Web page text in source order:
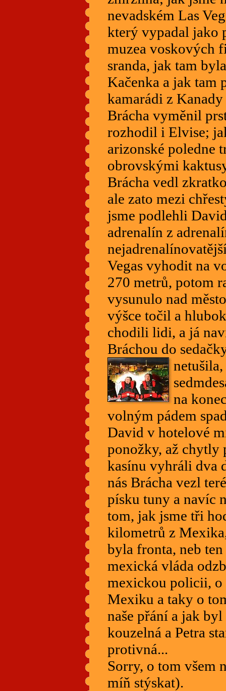
nevadském Las
který vypadal jako
muzea voskových
sranda, jak tam
Kačenka a jak tam
kamarádi z
Brácha vyměnil
rozhodil i Elvise;
arizonské poledne
obrovskými
Brácha vedl
ale zato mezi
jsme podlehli
adrenalín z
Vegas vyhodit na
270 metrů, potom
vysunulo nad
výšce točil a
chodili lidi, a já
Bráchou do
na
volným pádem
David v hotelové
ponožky, až chytly
kasínu vyhráli dva
nás Brácha vezl
písku tuny a navíc
tom, jak jsme tři
kilometrů z
byla fronta, neb
mexická vláda
mexickou policii, o
Mexiku a taky o
naše přání a jak
kouzelná a Petra
protivná...
Sorry, o tom všem
míň stýskat).